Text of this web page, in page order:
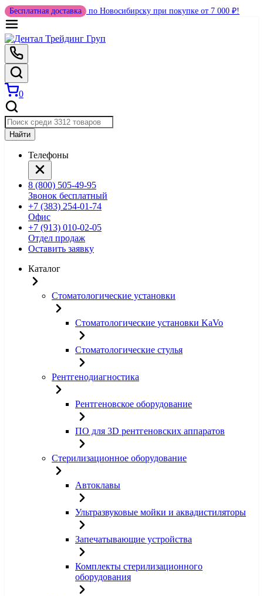
Бесплатная доставка по Новосибирску при покупке от 7 000 ₽!
0
Найти
Телефоны
8 (800) 505-49-95
Звонок бесплатный
+7 (383) 254-01-74
Офис
+7 (913) 010-02-05
Отдел продаж
Оставить заявку
Каталог
Стоматологические установки
Стоматологические установки KaVo
Стоматологические стулья
Рентгенодиагностика
Рентгеновское оборудование
ПО для 3D рентгеновских аппаратов
Стерилизационное оборудование
Автоклавы
Ультразвуковые мойки и аквадистиляторы
Запечатывающие устройства
Комплекты стерилизационного
оборудования